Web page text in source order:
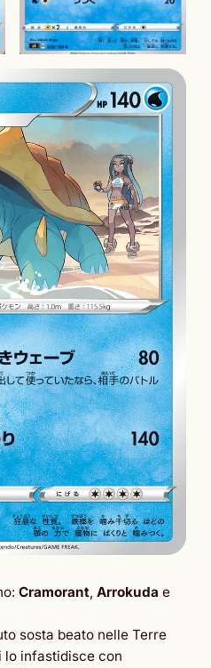
Cramorant, Arrokuda e
sosta beato nelle Terre
lo infastidisce con